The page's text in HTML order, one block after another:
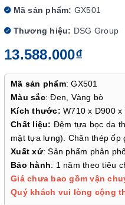
Mã sản phẩm: GX501
Thương hiệu: DSG Group
13.588.000₫
Mã sản phẩm: GX501
Màu sắc: Đen, Vàng bò
Kích thước: W710 x D900 x
Chất liệu: Đệm tựa bọc da
mặt tựa lưng). Chân thép ốp
Xuất xứ: Sản phẩm phân
Bảo hành: 1 năm theo tiêu
Giá chưa bao gồm vận
Quý khách vui lòng cộng